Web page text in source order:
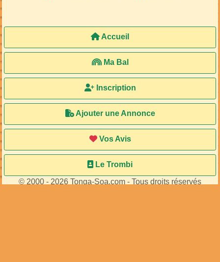
Accueil
Ma Bal
Inscription
Ajouter une Annonce
Vos Avis
Le Trombi
© 2000 - 2026 Tonga-Soa.com - Tous droits réservés